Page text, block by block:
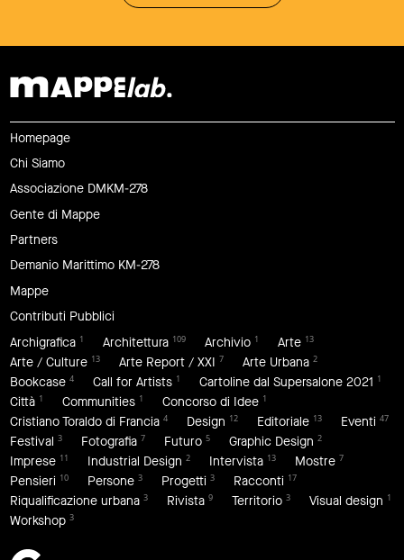
Homepage
Chi Siamo
Associazione DMKM-278
Gente di Mappe
Partners
Demanio Marittimo KM-278
Mappe
Contributi Pubblici
Archigrafica 1 Architettura 109 Archivio 1 Arte 13
Arte / Culture 13 Arte Report / XXI 7 Arte Urbana 2
Bookcase 4 Call for Artists 1 Cartoline dal Supersalone 2021 1
Città 1 Communities 1 Concorso di Idee 1
Cristiano Toraldo di Francia 4 Design 12 Editoriale 13 Eventi 47
Festival 3 Fotografia 7 Futuro 5 Graphic Design 2
Imprese 11 Industrial Design 2 Intervista 13 Mostre 7
Pensieri 10 Persone 3 Progetti 3 Racconti 17
Riqualificazione urbana 3 Rivista 9 Territorio 3 Visual design 1
Workshop 3